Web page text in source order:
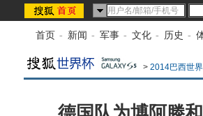
首页 - 新闻 - 军事 - 文化 - 历史 -
> 2014巴西世